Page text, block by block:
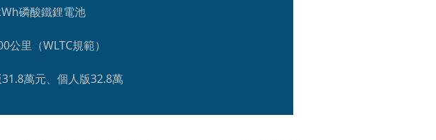
磷酸鐵鋰電池
公里（WLTC規範）
萬元、個人版32.8萬